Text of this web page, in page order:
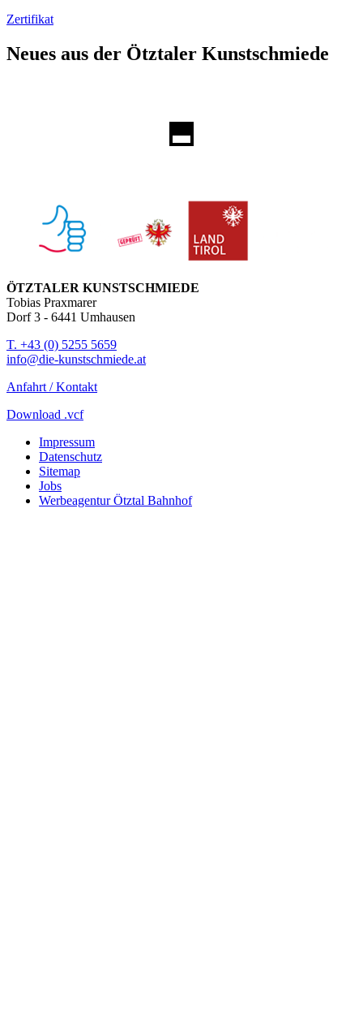
Zertifikat
Neues aus der Ötztaler Kunstschmiede
ÖTZTALER KUNSTSCHMIEDE
Tobias Praxmarer
Dorf 3 - 6441 Umhausen
T. +43 (0) 5255 5659
info@die-kunstschmiede.at
Anfahrt / Kontakt
Download .vcf
Impressum
Datenschutz
Sitemap
Jobs
Werbeagentur Ötztal Bahnhof